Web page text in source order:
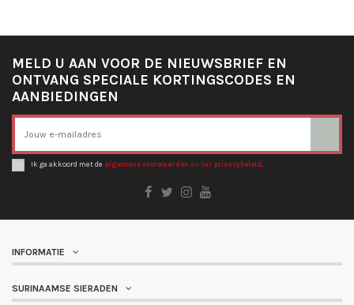
MELD U AAN VOOR DE NIEUWSBRIEF EN
ONTVANG SPECIALE KORTINGSCODES EN
AANBIEDINGEN
Ik ga akkoord met de algemene voorwaarden en het privacybeleid.
INFORMATIE
SURINAAMSE SIERADEN